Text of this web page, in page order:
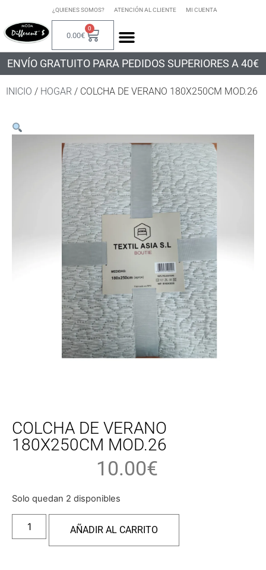
¿QUIENES SOMOS? ATENCIÓN AL CLIENTE MI CUENTA
0.00€
0
ENVÍO GRATUITO PARA PEDIDOS SUPERIORES A 40€
INICIO / HOGAR / COLCHA DE VERANO 180X250CM MOD.26
COLCHA DE VERANO
180X250CM MOD.26
10.00€
Solo quedan 2 disponibles
AÑADIR AL CARRITO